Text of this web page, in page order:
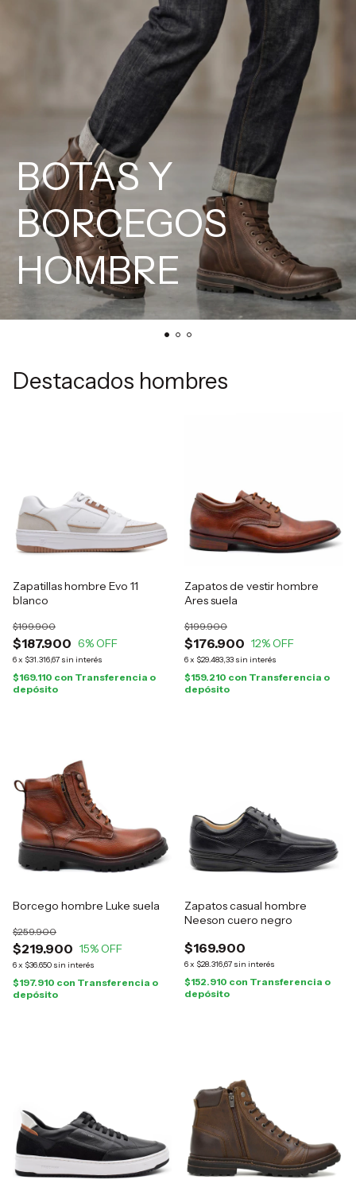
BOTAS Y
BORCEGOS
HOMBRE
Destacados hombres
Zapatillas hombre Evo 11
blanco
$187.900
$199.900
6% OFF
6x $31.316,67 sin interés
$169.110 con Transferencia o
depósito
Zapatos de vestir hombre
Ares suela
$176.900
$199.900
12% OFF
6x $29.483,33 sin interés
$159.210 con Transferencia o
depósito
Borcego hombre Luke suela
$219.900
$259.900
15% OFF
6x $36.650 sin interés
$197.910 con Transferencia o
depósito
Zapatos casual hombre
Neeson cuero negro
$169.900
6x $28.316,67 sin interés
$152.910 con Transferencia o
depósito